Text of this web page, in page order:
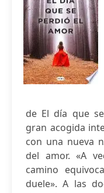
de El día que
gran acogida
con una nueva
del amor. «A
camino
duele». A las